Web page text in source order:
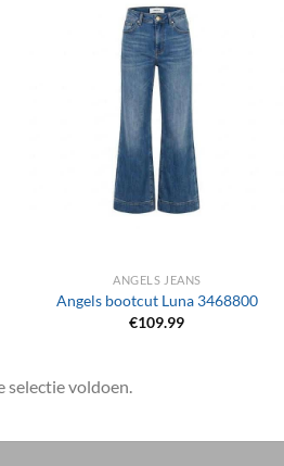
ANGELS JEANS
Angels bootcut Luna 3468800
€109.99
selectie voldoen.